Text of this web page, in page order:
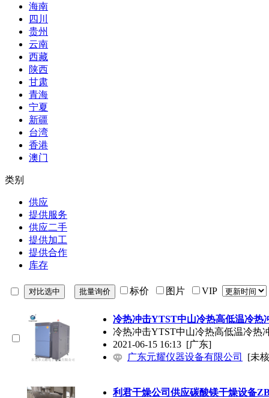
海南
四川
贵州
云南
西藏
陕西
甘肃
青海
宁夏
新疆
台湾
香港
澳门
类别
供应
提供服务
供应二手
提供加工
提供合作
库存
标价 图片 VIP
冷热冲击YTST中山冷热高低温冷热
冷热冲击YTST中山冷热高低温冷热
2021-06-15 16:13 [广东]
广东元耀仪器设备有限公司
[未
利君干燥公司供应碳酸镁干燥设备